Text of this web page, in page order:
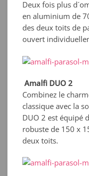
Deux fois plus
en aluminium de
des deux toits de
ouvert
Amalfi DUO 2
Combinez le
classique avec la
DUO 2 est équipé
robuste de 150 x
deux toits.